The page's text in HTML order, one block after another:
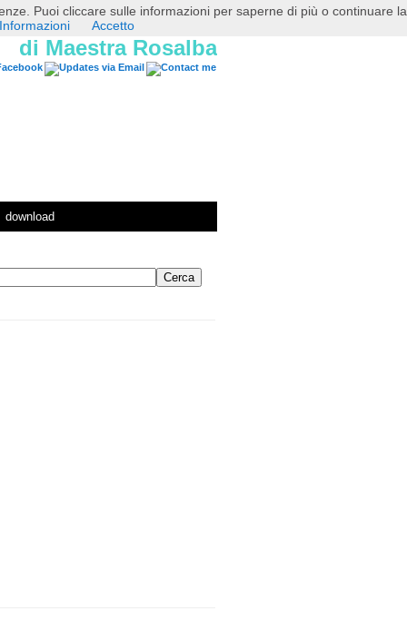
di Maestra Rosalba
download
Puoi cliccare sulle informazioni per saperne di più o continuare la
Accetto